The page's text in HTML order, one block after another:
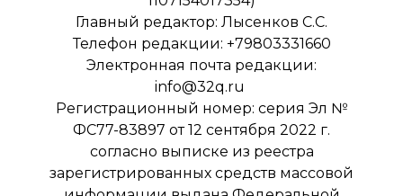
Главный редактор: Лысенков С.С.
Телефон редакции: +79803331660
Электронная почта редакции:
info@32q.ru
Регистрационный номер: серия Эл №
ФС77-83897 от 12 сентября 2022 г.
согласно выписке из реестра
зарегистрированных средств массовой